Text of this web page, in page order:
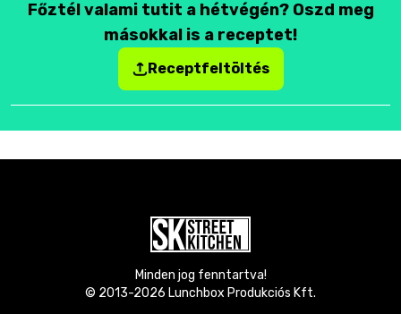
Főztél valami tutit a hétvégén? Oszd meg
másokkal is a receptet!
Receptfeltöltés
Minden jog fenntartva!
© 2013-2026 Lunchbox Produkciós Kft.